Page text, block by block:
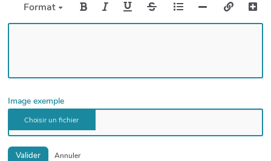
Format
Image exemple
Valider Annuler